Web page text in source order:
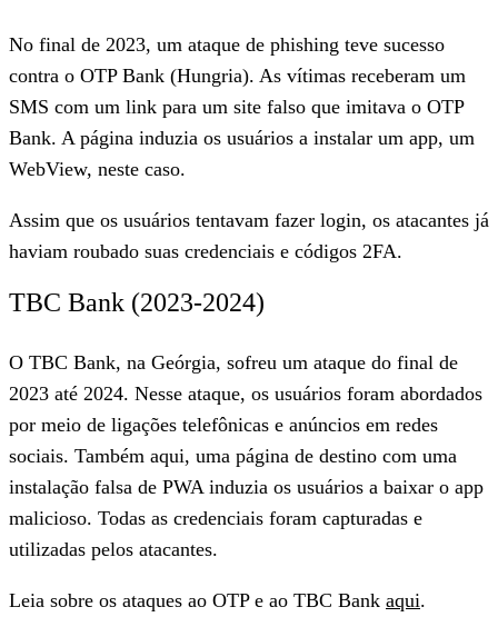
No final de 2023, um ataque de phishing teve sucesso
contra o OTP Bank (Hungria). As vítimas receberam um
SMS com um link para um site falso que imitava o OTP
Bank. A página induzia os usuários a instalar um app, um
WebView, neste caso.
Assim que os usuários tentavam fazer login, os atacantes já
haviam roubado suas credenciais e códigos 2FA.
TBC Bank (2023-2024)
O TBC Bank, na Geórgia, sofreu um ataque do final de
2023 até 2024. Nesse ataque, os usuários foram abordados
por meio de ligações telefônicas e anúncios em redes
sociais. Também aqui, uma página de destino com uma
instalação falsa de PWA induzia os usuários a baixar o app
malicioso. Todas as credenciais foram capturadas e
utilizadas pelos atacantes.
Leia sobre os ataques ao OTP e ao TBC Bank aqui.